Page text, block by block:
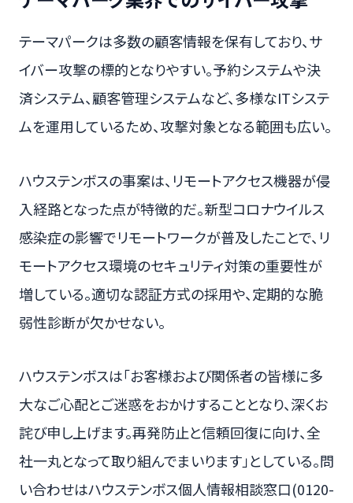
テーマパークは多数の顧客情報を保有しており、サ
イバー攻撃の標的となりやすい。予約システムや決
済システム、顧客管理システムなど、多様なITシステ
ムを運用しているため、攻撃対象となる範囲も広い。
ハウステンボスの事案は、リモートアクセス機器が侵
入経路となった点が特徴的だ。新型コロナウイルス
感染症の影響でリモートワークが普及したことで、リ
モートアクセス環境のセキュリティ対策の重要性が
増している。適切な認証方式の採用や、定期的な脆
弱性診断が欠かせない。
ハウステンボスは「お客様および関係者の皆様に多
大なご心配とご迷惑をおかけすることとなり、深くお
詫び申し上げます。再発防止と信頼回復に向け、全
社一丸となって取り組んでまいります」としている。問
い合わせはハウステンボス個人情報相談窓口(0120-